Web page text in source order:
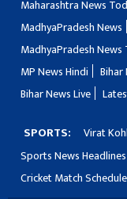
Maharashtra News
MadhyaPradesh News
MadhyaPradesh News
MP News Hindi
Bihar
Bihar News Live
SPORTS: Virat
Sports News Headlines
Cricket Match Schedule